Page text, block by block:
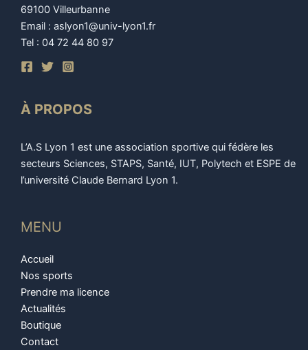
69100 Villeurbanne
Email : aslyon1@univ-lyon1.fr
Tel : 04 72 44 80 97
À PROPOS
L’A.S Lyon 1 est une association sportive qui fédère les
secteurs Sciences, STAPS, Santé, IUT, Polytech et ESPE de
l’université Claude Bernard Lyon 1.
MENU
Accueil
Nos sports
Prendre ma licence
Actualités
Boutique
Contact